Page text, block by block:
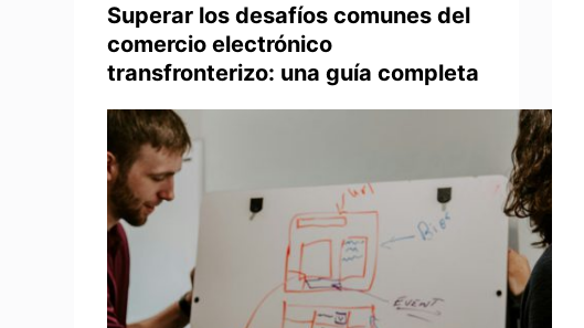
Superar los desafíos comunes del
comercio electrónico
transfronterizo: una guía completa